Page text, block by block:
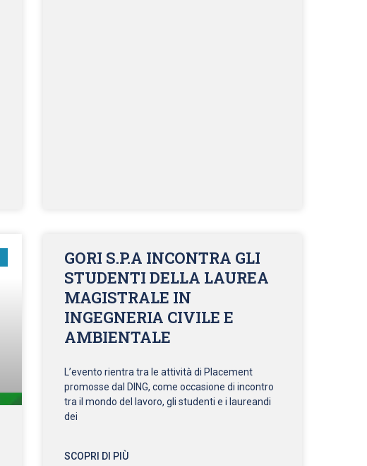
GORI S.P.A INCONTRA GLI
STUDENTI DELLA LAUREA
MAGISTRALE IN
INGEGNERIA CIVILE E
AMBIENTALE
L’evento rientra tra le attività di Placement
promosse dal DING, come occasione di incontro
tra il mondo del lavoro, gli studenti e i laureandi
dei
SCOPRI DI PIÙ